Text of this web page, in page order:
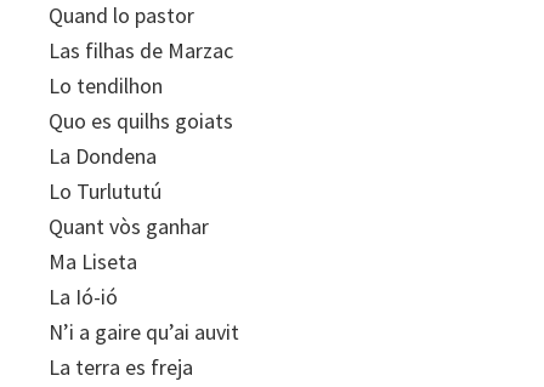
Quand lo pastor
Las filhas de Marzac
Lo tendilhon
Quo es quilhs goiats
La Dondena
Lo Turlututú
Quant vòs ganhar
Ma Liseta
La Ió-ió
N’i a gaire qu’ai auvit
La terra es freja